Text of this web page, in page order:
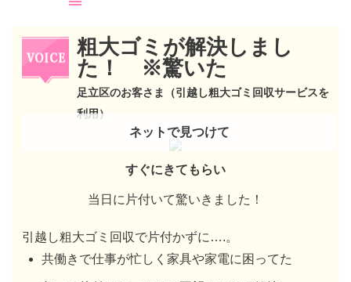
粗大ゴミが解決しまし
た！ ※驚いた
足立区のお客さま（引越し粗大ゴミ回収サービスを
利用）
ネットで見つけて
すぐにきてもらい
当日に片付いて驚いきました！
引越し粗大ゴミ回収で片付かずに….。
共働きで仕事が忙しく家具や家電に困ってた